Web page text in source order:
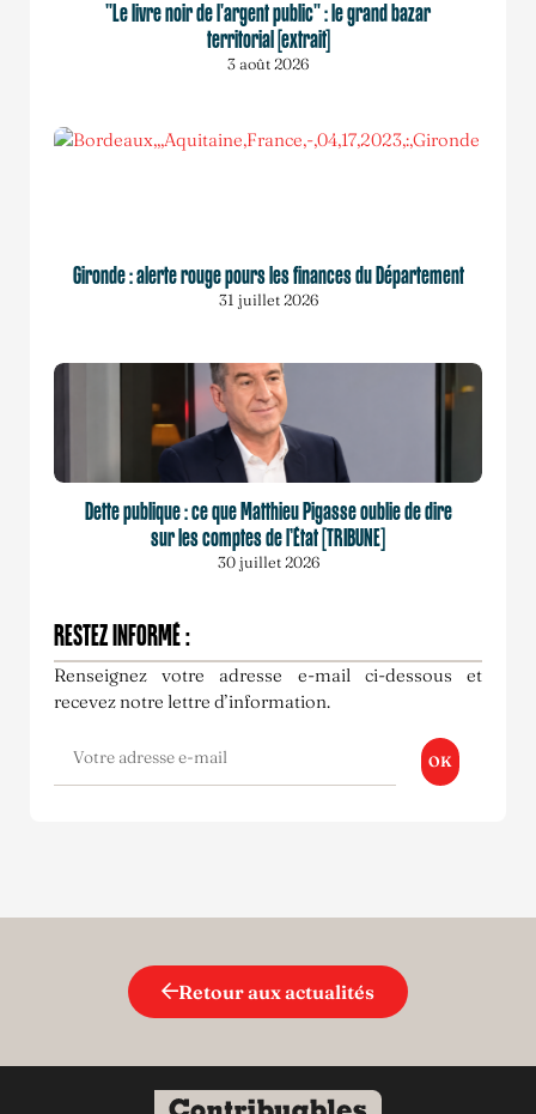
"Le livre noir de l'argent public" : le grand bazar
territorial [extrait]
3 août 2026
Gironde : alerte rouge pours les finances du Département
31 juillet 2026
Dette publique : ce que Matthieu Pigasse oublie de dire
sur les comptes de l’État [TRIBUNE]
30 juillet 2026
RESTEZ INFORMÉ :
Renseignez votre adresse e-mail ci-dessous et
recevez notre lettre d’information.
OK
Retour aux actualités